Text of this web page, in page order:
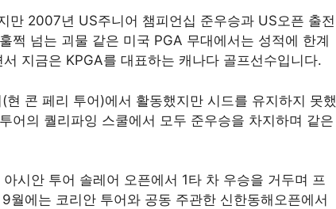
만 2007년 US주니어 챔피언십 준우승과 US오픈 출전
쩍 넘는 괴물 같은 미국 PGA 무대에서는 성적에 한계
지금은 KPGA를 대표하는 캐나다 골프선수입니다.
콘 페리 투어)에서 활동했지만 시드를 유지하지 못했
어의 퀄리파잉 스쿨에서 모두 준우승을 차지하며 같은
시안 투어 솔레어 오픈에서 1타 차 우승을 거두며 프
에는 코리안 투어와 공동 주관한 신한동해오픈에서